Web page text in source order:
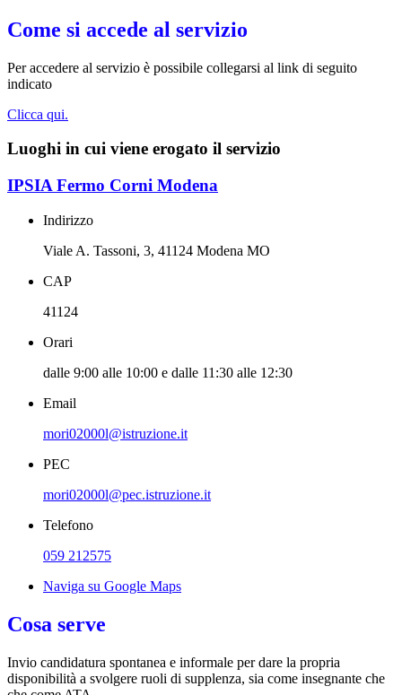
Come si accede al servizio
Per accedere al servizio è possibile collegarsi al link di seguito
indicato
Clicca qui.
Luoghi in cui viene erogato il servizio
IPSIA Fermo Corni Modena
Indirizzo
Viale A. Tassoni, 3, 41124 Modena MO
CAP
41124
Orari
dalle 9:00 alle 10:00 e dalle 11:30 alle 12:30
Email
mori02000l@istruzione.it
PEC
mori02000l@pec.istruzione.it
Telefono
059 212575
Naviga su Google Maps
Cosa serve
Invio candidatura spontanea e informale per dare la propria
disponibilità a svolgere ruoli di supplenza, sia come insegnante che